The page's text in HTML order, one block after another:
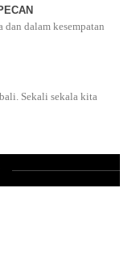
dan dalam kesempatan
Sekali sekala kita
rindu untuk semua.
terlambat untuk che